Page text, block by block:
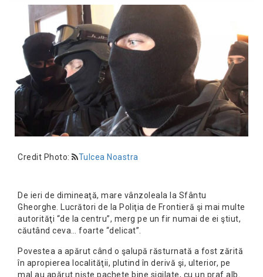
Credit Photo: Tulcea Noastra
De ieri de dimineaţă, mare vânzoleala la Sfântu
Gheorghe. Lucrători de la Poliţia de Frontieră şi mai multe
autorităţi “de la centru”, merg pe un fir numai de ei ştiut,
căutând ceva… foarte “delicat”.
Povestea a apărut când o şalupă răsturnată a fost zărită
în apropierea localităţii, plutind în derivă şi, ulterior, pe
mal au apărut nişte pachete bine sigilate, cu un praf alb.